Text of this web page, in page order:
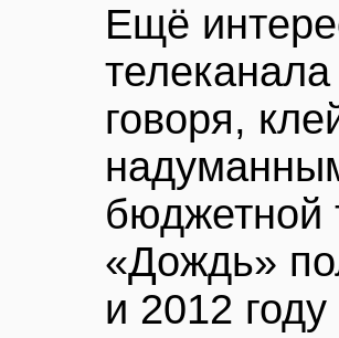
Ещё
говоря,
бюджетной
«Дождь»
и 2012